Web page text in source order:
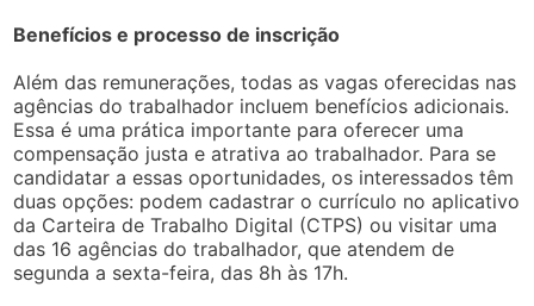
Benefícios e processo de inscrição
Além das remunerações, todas as vagas oferecidas nas
agências do trabalhador incluem benefícios adicionais.
Essa é uma prática importante para oferecer uma
compensação justa e atrativa ao trabalhador. Para se
candidatar a essas oportunidades, os interessados têm
duas opções: podem cadastrar o currículo no aplicativo
da Carteira de Trabalho Digital (CTPS) ou visitar uma
das 16 agências do trabalhador, que atendem de
segunda a sexta-feira, das 8h às 17h.